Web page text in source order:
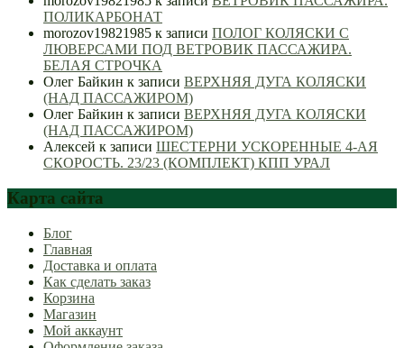
ПОЛИКАРБОНАТ
morozov19821985 к записи ПОЛОГ КОЛЯСКИ С
ЛЮВЕРСАМИ ПОД ВЕТРОВИК ПАССАЖИРА.
БЕЛАЯ СТРОЧКА
Олег Байкин к записи ВЕРХНЯЯ ДУГА КОЛЯСКИ
(НАД ПАССАЖИРОМ)
Олег Байкин к записи ВЕРХНЯЯ ДУГА КОЛЯСКИ
(НАД ПАССАЖИРОМ)
Алексей к записи ШЕСТЕРНИ УСКОРЕННЫЕ 4-АЯ
СКОРОСТЬ. 23/23 (КОМПЛЕКТ) КПП УРАЛ
Карта сайта
Блог
Главная
Доставка и оплата
Как сделать заказ
Корзина
Магазин
Мой аккаунт